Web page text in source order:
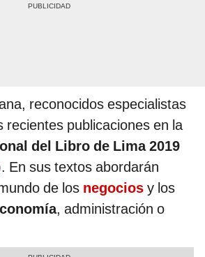
reconocidos especialistas
recientes publicaciones en la
del Libro de Lima 2019
En sus textos abordarán
de los negocios y los
, administración o